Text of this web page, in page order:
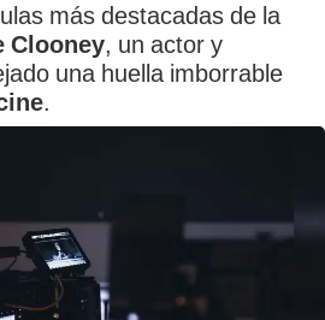
más destacadas de la
Clooney, un actor y
una huella imborrable
.